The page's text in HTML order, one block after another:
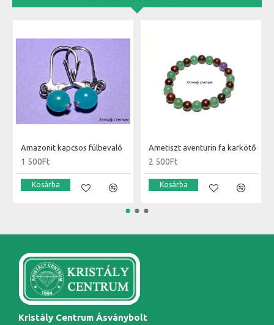
Amazonit kapcsos fülbevaló
1 500Ft
Kosárba
Ametiszt aventurin fa karkötő
2 500Ft
Kosárba
Kristály Centrum Ásványbolt